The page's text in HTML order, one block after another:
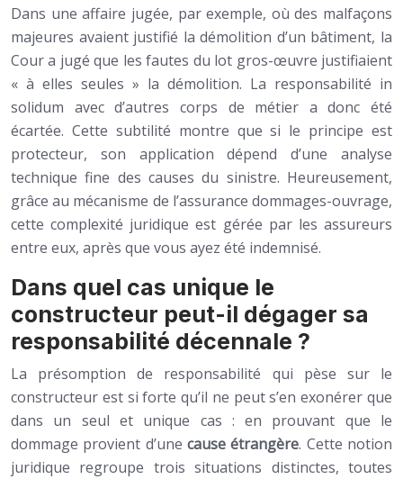
Dans une affaire jugée, par exemple, où des malfaçons
majeures avaient justifié la démolition d’un bâtiment, la
Cour a jugé que les fautes du lot gros-œuvre justifiaient
« à elles seules » la démolition. La responsabilité in
solidum avec d’autres corps de métier a donc été
écartée. Cette subtilité montre que si le principe est
protecteur, son application dépend d’une analyse
technique fine des causes du sinistre. Heureusement,
grâce au mécanisme de l’assurance dommages-ouvrage,
cette complexité juridique est gérée par les assureurs
entre eux, après que vous ayez été indemnisé.
Dans quel cas unique le
constructeur peut-il dégager sa
responsabilité décennale ?
La présomption de responsabilité qui pèse sur le
constructeur est si forte qu’il ne peut s’en exonérer que
dans un seul et unique cas : en prouvant que le
dommage provient d’une cause étrangère. Cette notion
juridique regroupe trois situations distinctes, toutes